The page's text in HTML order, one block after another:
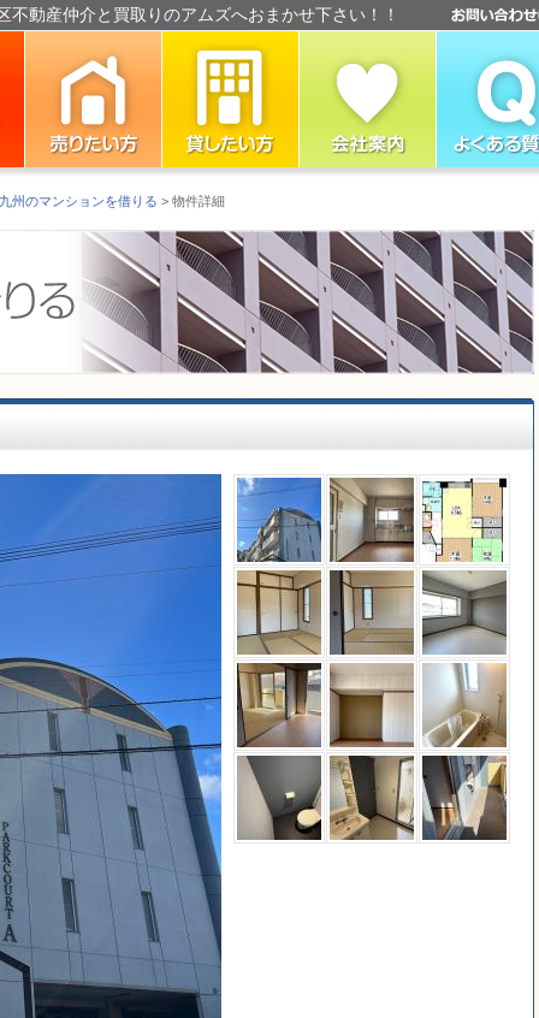
動産仲介と買取りのアムズへおまかせ下さい！！
州のマンションを借りる > 物件詳細